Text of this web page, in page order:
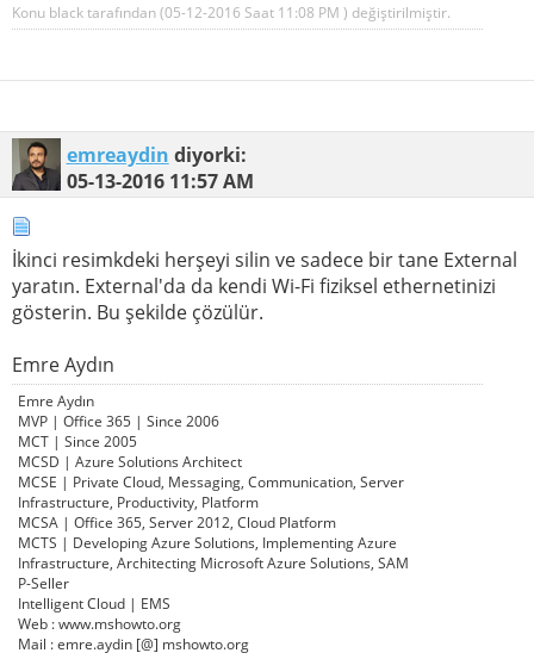
Konu black tarafından (05-12-2016 Saat 11:08 PM ) değiştirilmiştir.
emreaydin diyorki:
05-13-2016 11:57 AM
İkinci resimkdeki herşeyi silin ve sadece bir tane External
yaratın. External'da da kendi Wi-Fi fiziksel ethernetinizi
gösterin. Bu şekilde çözülür.
Emre Aydın
Emre Aydın
MVP | Office 365 | Since 2006
MCT | Since 2005
MCSD | Azure Solutions Architect
MCSE | Private Cloud, Messaging, Communication, Server
Infrastructure, Productivity, Platform
MCSA | Office 365, Server 2012, Cloud Platform
MCTS | Developing Azure Solutions, Implementing Azure
Infrastructure, Architecting Microsoft Azure Solutions, SAM
P-Seller
Intelligent Cloud | EMS
Web : www.mshowto.org
Mail : emre.aydin [@] mshowto.org